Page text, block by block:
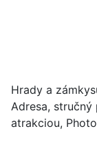
Hrady a
Adresa,
atrakciou,